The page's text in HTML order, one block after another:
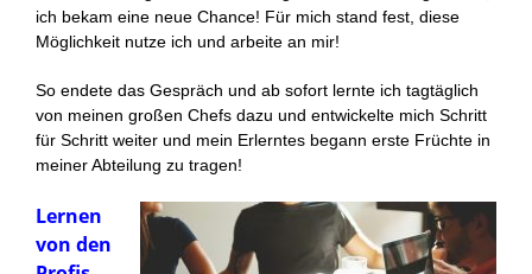
ich bekam eine neue Chance! Für mich stand fest, diese
Möglichkeit nutze ich und arbeite an mir!
So endete das Gespräch und ab sofort lernte ich tagtäglich
von meinen großen Chefs dazu und entwickelte mich Schritt
für Schritt weiter und mein Erlerntes begann erste Früchte in
meiner Abteilung zu tragen!
Lernen
von den